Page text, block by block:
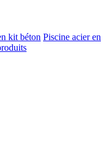
kit béton Piscine acier en